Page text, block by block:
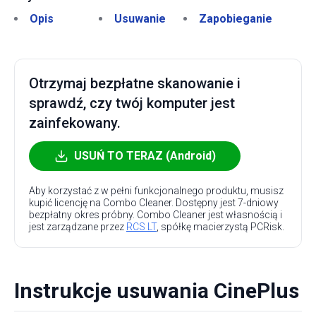
Opis
Usuwanie Zapobieganie
Otrzymaj bezpłatne skanowanie i
sprawdź, czy twój komputer jest
zainfekowany.
USUŃ TO TERAZ (Android)
Aby korzystać z w pełni funkcjonalnego produktu, musisz
kupić licencję na Combo Cleaner. Dostępny jest 7-dniowy
bezpłatny okres próbny. Combo Cleaner jest własnością i
jest zarządzane przez RCS LT, spółkę macierzystą PCRisk.
Instrukcje usuwania CinePlus